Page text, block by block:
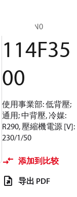
SC10CNXN0
114F35
00
使用事業部: 低背壓;
通用; 中背壓, 冷媒:
R290, 壓縮機電源 [V]:
230/1/50
添加到比较
导出 PDF